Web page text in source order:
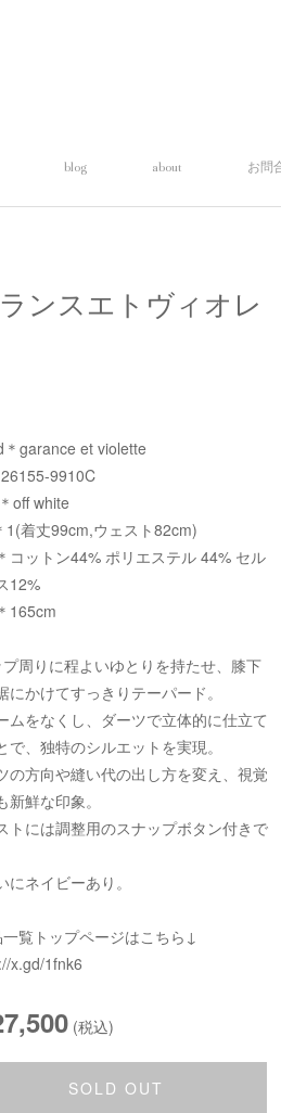
blog about お問
ランスエトヴィオレ
garance et violette
9910C
off white
1(着丈99cm,ウェスト82cm)
コットン44% ポリエステル 44% セル
12%
165cm
周りに程よいゆとりを持たせ、膝下
にかけてすっきりテーパード。
ムをなくし、ダーツで立体的に仕立て
で、独特のシルエットを実現。
の方向や縫い代の出し方を変え、視覚
新鮮な印象。
トには調整用のスナップボタン付きで
にネイビーあり。
覧トップページはこちら↓
x.gd/1fnk6
(税込)
SOLD OUT